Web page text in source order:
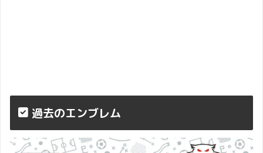
過去のエンブレム